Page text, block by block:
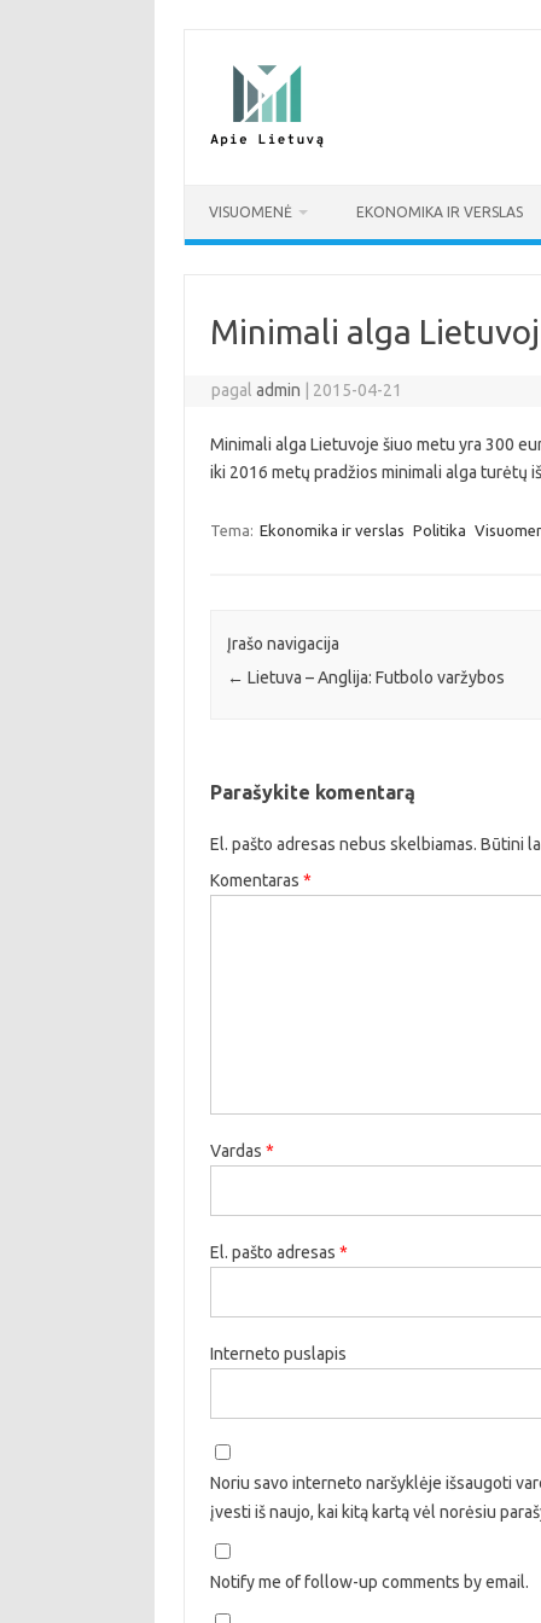
VISUOMENĖ EKONOMIKA IR VERSLAS
Minimali alga
pagaladmin 2015-04-21
Minimali alga Lietuvoje šiuo metu yra 300
iki 2016 metų pradžios minimali alga turėtų
Tema: Ekonomika ir verslas Politika
Įrašo navigacija
← Lietuva – Anglija: Futbolo varžybos
Parašykite komentarą
El. pašto adresas nebus skelbiamas. Būtini
Komentaras *
Vardas *
El. pašto adresas *
Interneto puslapis
Noriu savo interneto naršyklėje išsaugoti
įvesti iš naujo, kai kitą kartą vėl norėsiu
Notify me of follow-up comments by email.